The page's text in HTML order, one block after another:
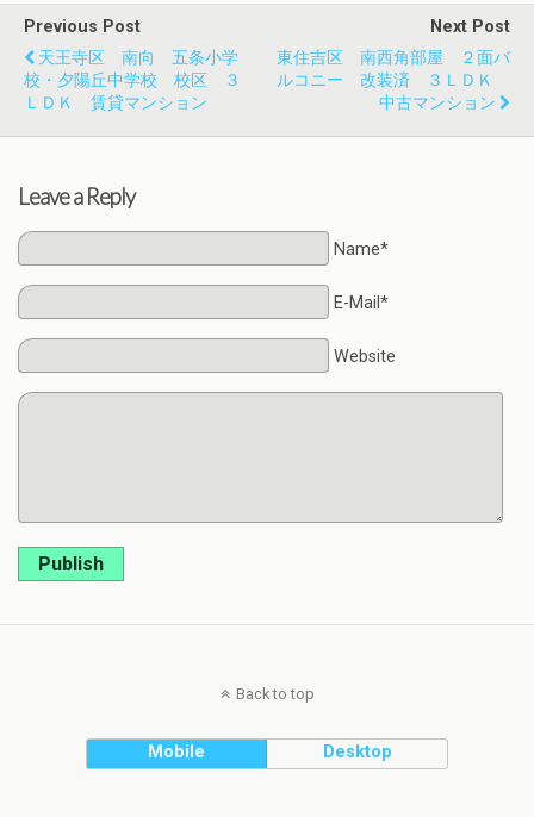
Previous Post
天王寺区 南向 五条小学
校・夕陽丘中学校 校区 ３
ＬＤＫ 賃貸マンション
Next Post
東住吉区 南西角部屋 ２面バ
ルコニー 改装済 ３ＬＤＫ
中古マンション
Leave a Reply
Name*
E-Mail*
Website
Publish
Back to top
Mobile Desktop